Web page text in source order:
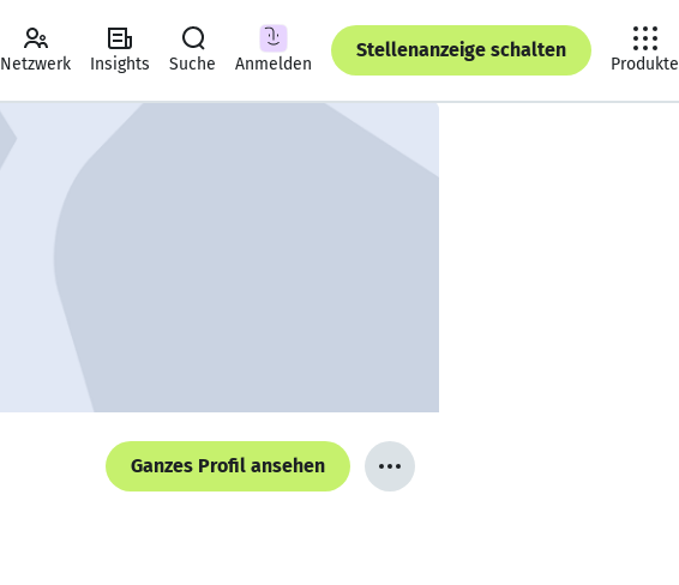
Netzwerk Insights Suche Anmelden
Stellenanzeige schalten
Produkte
Ganzes Profil ansehen